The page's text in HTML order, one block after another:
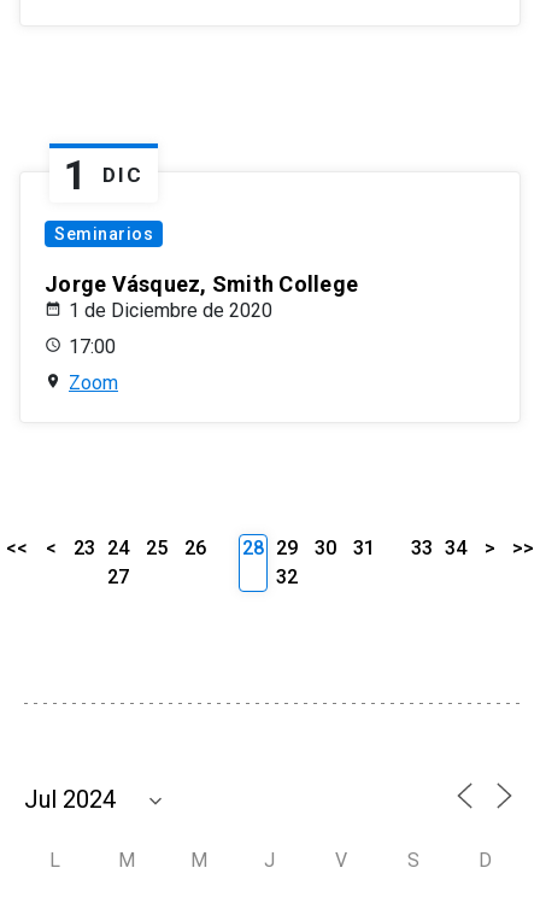
1 DIC
Seminarios
Jorge Vásquez, Smith College
1 de Diciembre de 2020
17:00
Zoom
<< < 23 24 25
26
27
28 29 30
31
32
33 34 > >>
L M M J V S D